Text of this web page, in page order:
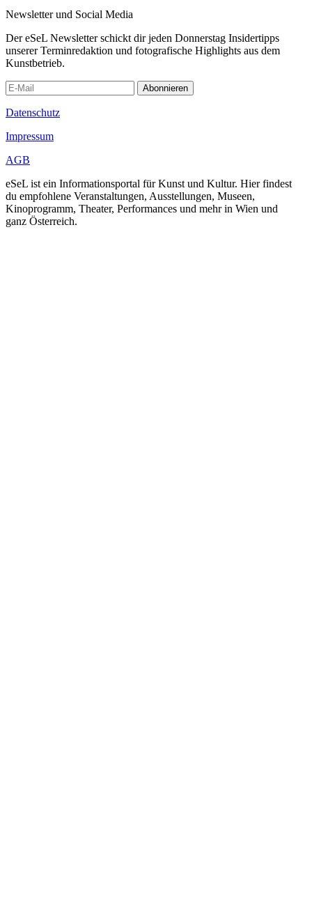
Newsletter und Social Media
Der eSeL Newsletter schickt dir jeden Donnerstag Insidertipps
unserer Terminredaktion und fotografische Highlights aus dem
Kunstbetrieb.
Abonnieren
Datenschutz
Impressum
AGB
eSeL ist ein Informationsportal für Kunst und Kultur. Hier findest
du empfohlene Veranstaltungen, Ausstellungen, Museen,
Kinoprogramm, Theater, Performances und mehr in Wien und
ganz Österreich.